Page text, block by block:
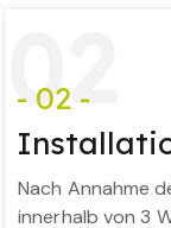
02
- 02 -
Nach Annahme
innerhalb von 3